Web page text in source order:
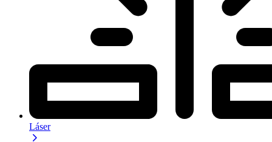
Láser